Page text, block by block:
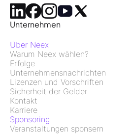
Unternehmen
Über Neex
Warum Neex wählen?
Erfolge
Unternehmensnachrichten
Lizenzen und Vorschriften
Sicherheit der Gelder
Kontakt
Karriere
Sponsoring
Veranstaltungen sponsern